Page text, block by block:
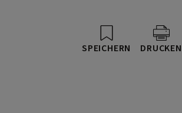
SPEICHERN DRUCKEN